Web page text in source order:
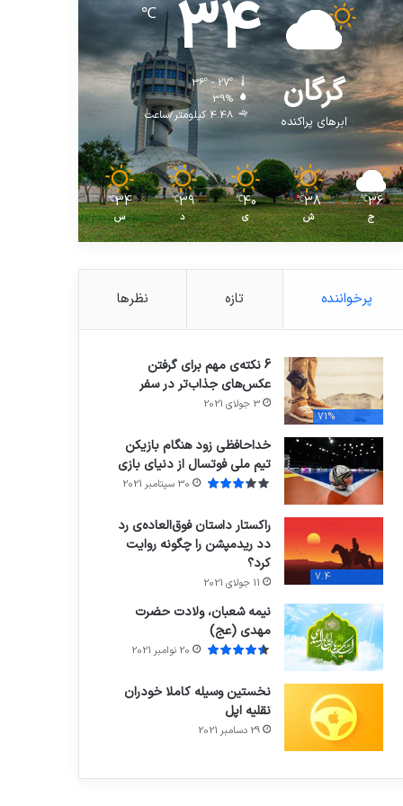
گرگان
ابرهای پراکنده
34
℃
36º - 27º
39%
4.48 کیلومتر/ساعت
36
℃
ج
38
℃
ش
40
℃
ی
39
℃
د
34
℃
س
پرخواننده تازه نظرها
71%
6 نکته‌ی مهم برای گرفتن
عکس‌های جذاب‌تر در سفر
3 جولای 2021
خداحافظی زود هنگام بازیکن
تیم ملی فوتسال از دنیای بازی
30 سپتامبر 2021
7.4
راکستار داستان فوق‌العاده‌ی رد
دد ریدمپشن را چگونه روایت
کرد؟
11 جولای 2021
نیمه شعبان، ولادت حضرت
مهدی (عج)
20 نوامبر 2021
نخستین وسیله کاملا خودران
نقلیه اپل
29 دسامبر 2021